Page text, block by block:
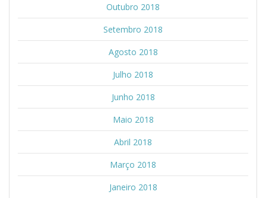
Outubro 2018
Setembro 2018
Agosto 2018
Julho 2018
Junho 2018
Maio 2018
Abril 2018
Março 2018
Janeiro 2018